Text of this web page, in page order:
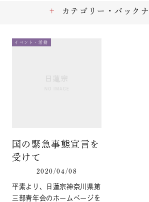
イベント・活動
国の緊急事態宣言を
受けて
2020/04/08
平素より、日蓮宗神奈川県第
三部青年会のホームページを
カテゴリー・バック